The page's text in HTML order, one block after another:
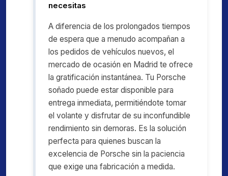
necesitas
A diferencia de los prolongados tiempos
de espera que a menudo acompañan a
los pedidos de vehículos nuevos, el
mercado de ocasión en Madrid te ofrece
la gratificación instantánea. Tu Porsche
soñado puede estar disponible para
entrega inmediata, permitiéndote tomar
el volante y disfrutar de su inconfundible
rendimiento sin demoras. Es la solución
perfecta para quienes buscan la
excelencia de Porsche sin la paciencia
que exige una fabricación a medida.